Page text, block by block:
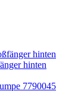
hinten